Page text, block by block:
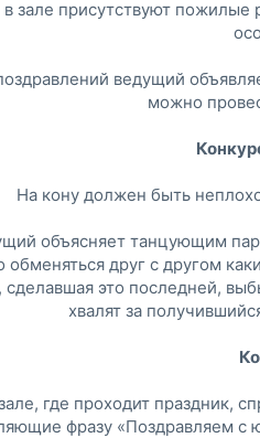
в зале присутствуют
ведущий
можно
На кону должен быть
объясняет танцующим
обменяться друг с другом
сделавшая это последней,
хвалят за
где проходит праздник,
фразу «Поздравляем с